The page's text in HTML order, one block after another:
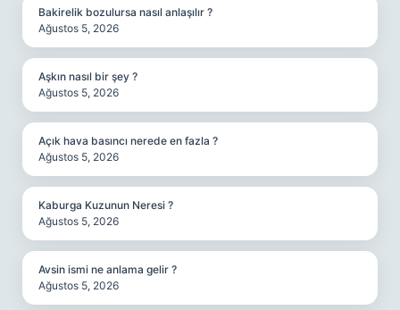
Bakirelik bozulursa nasıl anlaşılır ?
Ağustos 5, 2026
Aşkın nasıl bir şey ?
Ağustos 5, 2026
Açık hava basıncı nerede en fazla ?
Ağustos 5, 2026
Kaburga Kuzunun Neresi ?
Ağustos 5, 2026
Avsin ismi ne anlama gelir ?
Ağustos 5, 2026